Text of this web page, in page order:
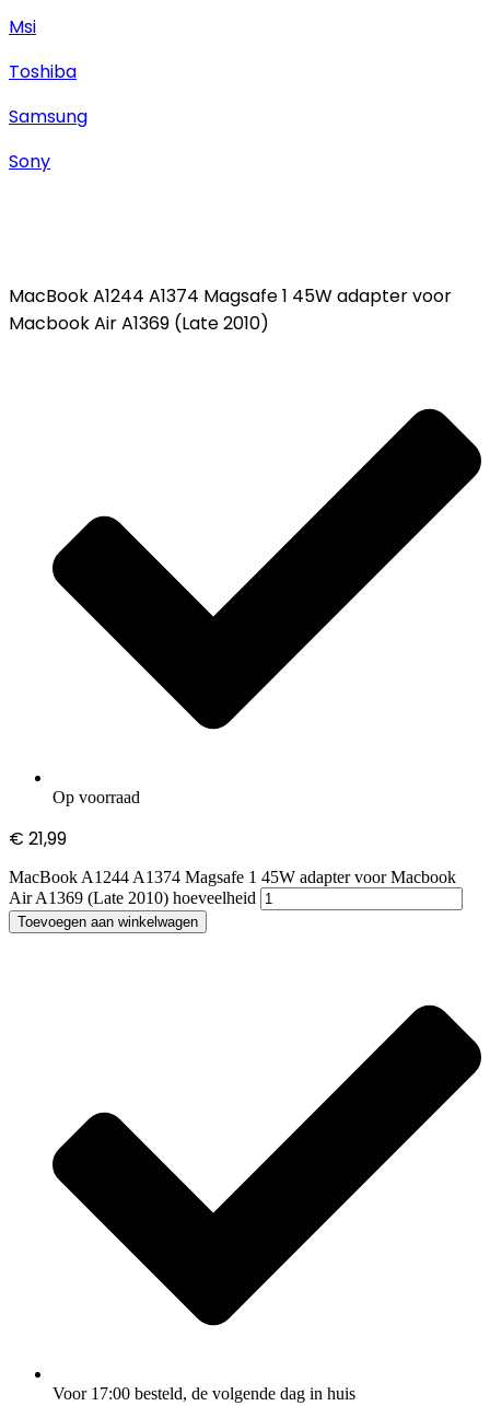
Msi
Toshiba
Samsung
Sony
MacBook A1244 A1374 Magsafe 1 45W adapter voor
Macbook Air A1369 (Late 2010)
Op voorraad
€ 21,99
MacBook A1244 A1374 Magsafe 1 45W adapter voor Macbook
Air A1369 (Late 2010) hoeveelheid
Toevoegen aan winkelwagen
Voor 17:00 besteld, de volgende dag in huis